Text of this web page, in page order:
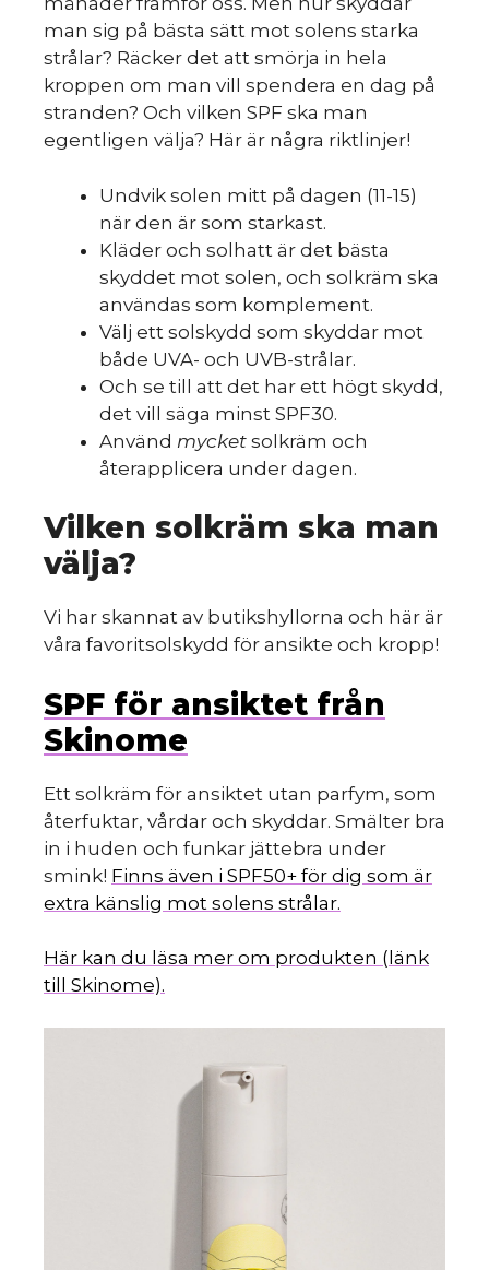
man sig på bästa sätt mot solens starka
strålar? Räcker det att smörja in hela
kroppen om man vill spendera en dag på
stranden? Och vilken SPF ska man
egentligen välja? Här är några riktlinjer!
Undvik solen mitt på dagen (11-15)
när den är som starkast.
Kläder och solhatt är det bästa
skyddet mot solen, och solkräm ska
användas som komplement.
Välj ett solskydd som skyddar mot
både UVA- och UVB-strålar.
Och se till att det har ett högt skydd,
det vill säga minst SPF30.
Använd mycket solkräm och
återapplicera under dagen.
Vilken solkräm ska man
välja?
Vi har skannat av butikshyllorna och här är
våra favoritsolskydd för ansikte och kropp!
SPF för ansiktet från
Skinome
Ett solkräm för ansiktet utan parfym, som
återfuktar, vårdar och skyddar. Smälter bra
in i huden och funkar jättebra under
smink! Finns även i SPF50+ för dig som är
extra känslig mot solens strålar.
Här kan du läsa mer om produkten (länk
till Skinome).